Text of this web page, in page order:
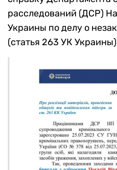
расследований (ДСР)
Украины по делу о
(статья 263 УК